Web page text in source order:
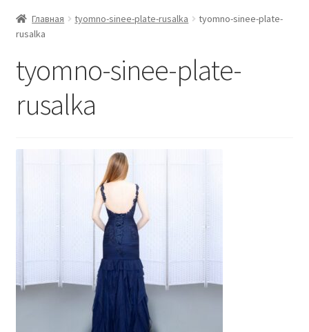
Главная tyomno-sinee-plate-rusalka
tyomno-sinee-plate-
rusalka
tyomno-sinee-plate-
rusalka